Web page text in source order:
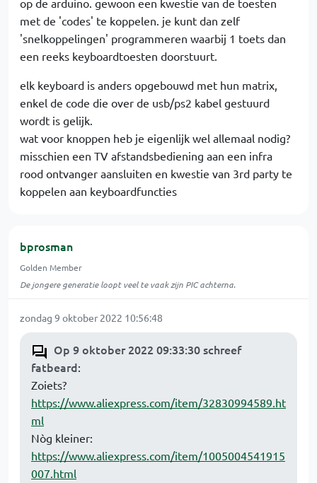
op de arduino. gewoon een kwestie van de toesten
met de 'codes' te koppelen. je kunt dan zelf
'snelkoppelingen' programmeren waarbij 1 toets dan
een reeks keyboardtoesten doorstuurt.
elk keyboard is anders opgebouwd met hun matrix,
enkel de code die over de usb/ps2 kabel gestuurd
wordt is gelijk.
wat voor knoppen heb je eigenlijk wel allemaal nodig?
misschien een TV afstandsbediening aan een infra
rood ontvanger aansluiten en kwestie van 3rd party te
koppelen aan keyboardfuncties
bprosman
Golden Member
De jongere generatie loopt veel te vaak zijn PIC achterna.
zondag 9 oktober 2022 10:56:48
Op 9 oktober 2022 09:33:30 schreef
fatbeard:
Zoiets?
https://www.aliexpress.com/item/32830994589.ht
ml
Nòg kleiner:
https://www.aliexpress.com/item/1005004541915
007.html